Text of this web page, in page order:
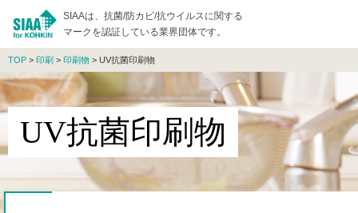
SIAAは、抗菌/防カビ/抗ウイルスに関する
マークを認証している業界団体です。
TOP > 印刷 > 印刷物 > UV抗菌印刷物
UV抗菌印刷物